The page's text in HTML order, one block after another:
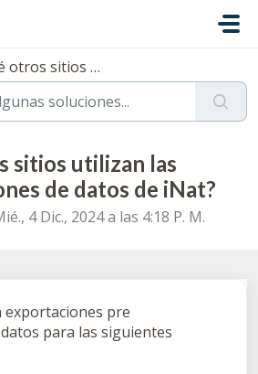
utilizan las exportaciones de datos de ...
sitios utilizan las
de datos de iNat?
4 Dic., 2024 a las 4:18 P. M.
pre
para las siguientes